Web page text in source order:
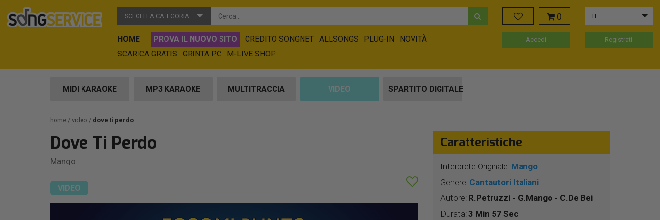
SCEGLI LA CATEGORIA
HOME PROVA IL NUOVO SITO CREDITO SONGNET ALLSONGS PLUG-IN
NOVITÀ
SCARICA GRATIS
GRINTA PC M-LIVE SHOP
0 IT
Accedi Registrati
MIDI KARAOKE MP3 KARAOKE MULTITRACCIA VIDEO SPARTITO DIGITALE
home video dove ti perdo
Dove Ti Perdo
Mango
VIDEO
Caratteristiche
Interprete Originale: Mango
Genere: Cantautori Italiani
Autore: R.Petruzzi - G.Mango - C.De Bei
Durata: 3 Min 57 Sec